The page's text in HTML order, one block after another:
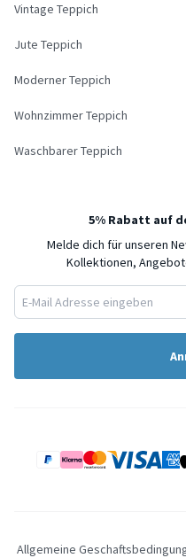
Vintage Teppich
Jute Teppich
Moderner Teppich
Wohnzimmer Teppich
Waschbarer Teppich
5% Rabatt auf
Melde dich für unseren
Kollektionen,
Allgemeine